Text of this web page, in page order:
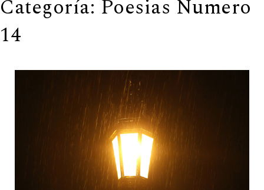
Categoría: Poesias Numero
14